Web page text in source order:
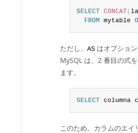
SELECT CONCAT(
FROM mytable
ただし、 AS はオプショ
MySQL は、2 番目の式
ます。
SELECT columna
このため、カラムのエイ